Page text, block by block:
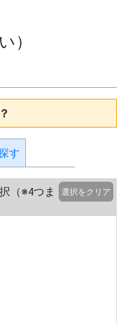
）
す
（※4つま
選択をクリア